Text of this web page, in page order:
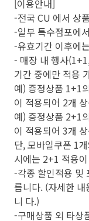
[이용안내]
-전국 CU 에서 상
-일부 특수점포에
-유효기간 이후에
- 매장 내 행사
기간 중에만 적용
예) 증정상품 1+1
이 적용되어 2개
예) 증정상품 2+1
이 적용되어 3개
단, 모바일쿠폰 1
시에는 2+1 적용
-각종 할인적용 및
릅니다. (자세한
니 다.)
-구매상품 외 타상